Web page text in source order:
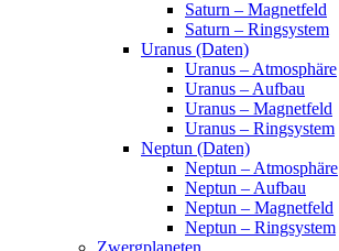
Saturn – Magnetfeld
Saturn – Ringsystem
Uranus (Daten)
Uranus – Atmosphäre
Uranus – Aufbau
Uranus – Magnetfeld
Uranus – Ringsystem
Neptun (Daten)
Neptun – Atmosphäre
Neptun – Aufbau
Neptun – Magnetfeld
Neptun – Ringsystem
Zwergplaneten